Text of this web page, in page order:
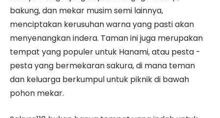
bakung, dan mekar musim semi lainnya,
menciptakan kerusuhan warna yang pasti akan
menyenangkan indera. Taman ini juga merupakan
tempat yang populer untuk Hanami, atau pesta -
pesta yang bermekaran sakura, di mana teman
dan keluarga berkumpul untuk piknik di bawah
pohon mekar.